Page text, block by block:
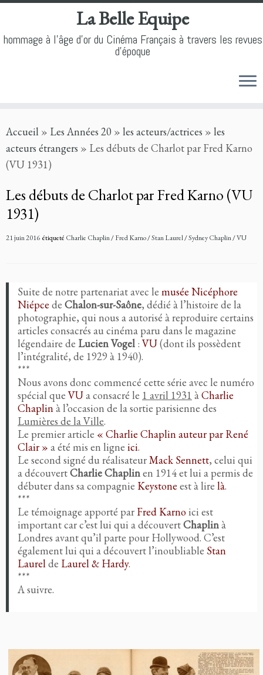
to
content
La Belle Equipe
hommage à l'âge d'or du Cinéma Français à travers les revues
d'époque
Accueil » Les Années 20 » les acteurs/actrices » les
acteurs étrangers » Les débuts de Charlot par Fred Karno
(VU 1931)
Les débuts de Charlot par Fred Karno (VU
1931)
21 juin 2016 étiqueté Charlie Chaplin/Fred Karno/Stan Laurel/Sydney Chaplin/VU
Suite de notre partenariat avec le musée Nicéphore
Niépce de Chalon-sur-Saône, dédié à l’histoire de la
photographie, qui nous a autorisé à reproduire certains
articles consacrés au cinéma paru dans le magazine
légendaire de Lucien Vogel :VU(dont ils possèdent
l’intégralité, de 1929 à 1940).
***
Nous avons donc commencé cette série avec le numéro
spécial queVUa consacré le 1 avril 1931 àCharlie
Chaplinà l’occasion de la sortie parisienne des
Lumières de la Ville.
Le premier article « Charlie Chaplin auteur par René
Clair » a été mis en ligne ici.
Le second signé du réalisateurMack Sennett, celui qui
a découvertCharlie Chaplinen 1914 et lui a permis de
débuter dans sa compagnie Keystone est à lire là.
***
Le témoignage apporté par Fred Karnoici est
important car c’est lui qui a découvertChaplinà
Londres avant qu’il parte pour Hollywood. C’est
également lui qui a découvert l’inoubliable Stan
Laurelde Laurel & Hardy.
***
A suivre.